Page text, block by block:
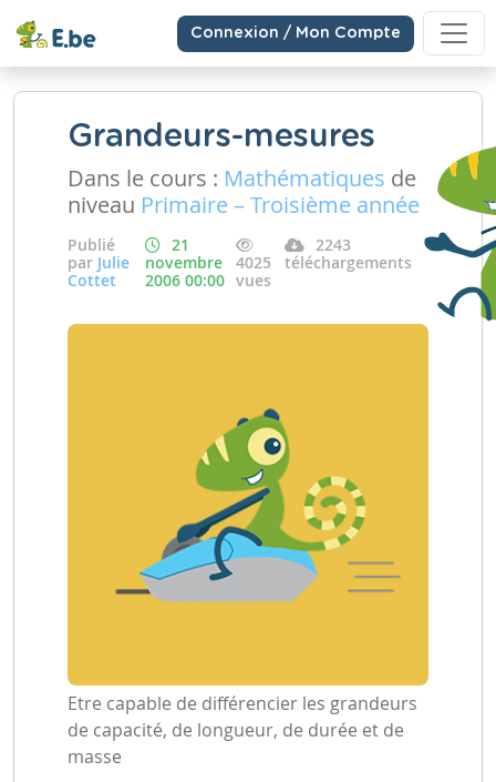
Connexion / Mon Compte
Grandeurs-mesures
Dans le cours : Mathématiques de
niveau Primaire – Troisième année
Publié
par Julie
Cottet
21
novembre
2006 00:00
4025
vues
2243
téléchargements
Etre capable de différencier les grandeurs
de capacité, de longueur, de durée et de
masse